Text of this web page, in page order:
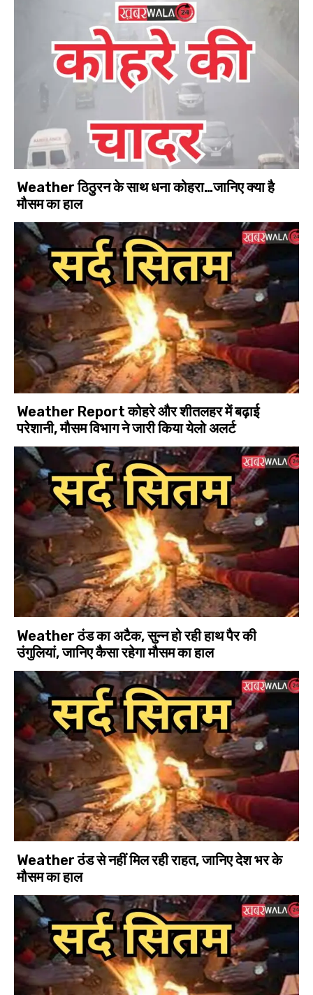
Weather ठिठुरन के साथ धना कोहरा…जानिए क्या है
मौसम का हाल
Weather Report कोहरे और शीतलहर में बढ़ाई
परेशानी, मौसम विभाग ने जारी किया येलो अलर्ट
Weather ठंड का अटैक, सुन्न हो रही हाथ पैर की
उंगुलियां, जानिए कैसा रहेगा मौसम का हाल
Weather ठंड से नहीं मिल रही राहत, जानिए देश भर के
मौसम का हाल